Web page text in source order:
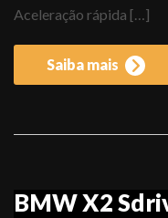
Aceleração rápida […]
Saiba mais
BMW X2